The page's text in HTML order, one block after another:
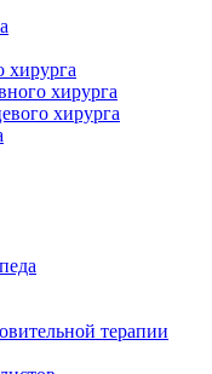
хирурга
хирурга
хирурга
терапии